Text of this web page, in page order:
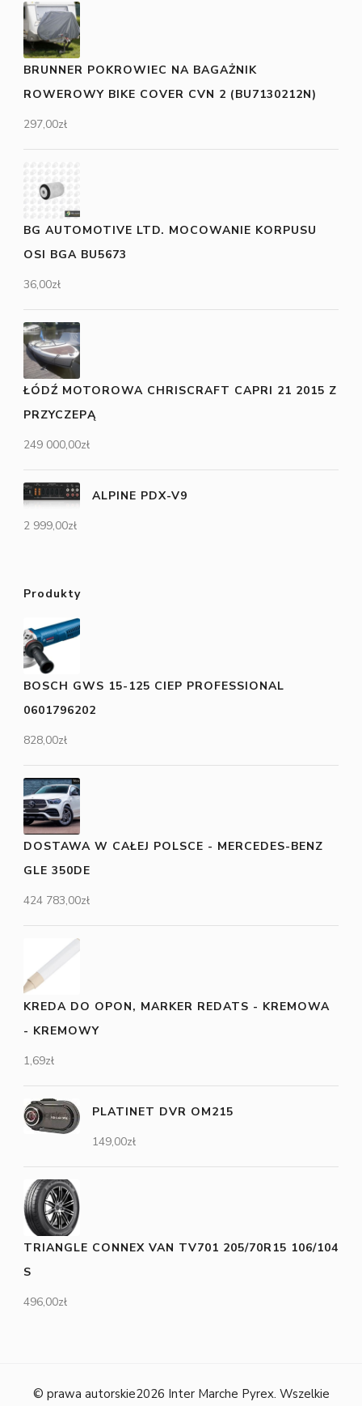
BRUNNER POKROWIEC NA BAGAŻNIK
ROWEROWY BIKE COVER CVN 2 (BU7130212N)
297,00zł
BG AUTOMOTIVE LTD. MOCOWANIE KORPUSU
OSI BGA BU5673
36,00zł
ŁÓDŹ MOTOROWA CHRISCRAFT CAPRI 21 2015 Z
PRZYCZEPĄ
249 000,00zł
ALPINE PDX-V9
2 999,00zł
Produkty
BOSCH GWS 15-125 CIEP PROFESSIONAL
0601796202
828,00zł
DOSTAWA W CAŁEJ POLSCE - MERCEDES-BENZ
GLE 350DE
424 783,00zł
KREDA DO OPON, MARKER REDATS - KREMOWA
- KREMOWY
1,69zł
PLATINET DVR OM215
149,00zł
TRIANGLE CONNEX VAN TV701 205/70R15 106/104
S
496,00zł
© prawa autorskie2026 Inter Marche Pyrex. Wszelkie